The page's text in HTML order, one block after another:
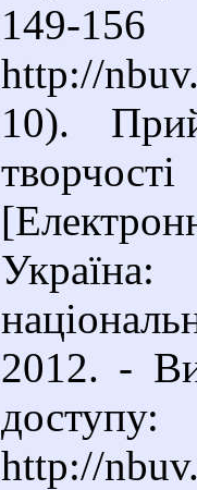
149-
http://
10).
2012. -
доступу:
http://